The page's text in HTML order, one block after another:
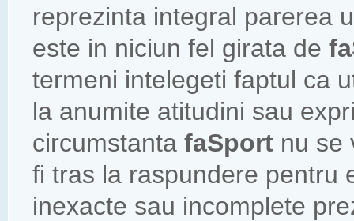
reprezinta integral parerea
este in niciun fel girata de
termeni intelegeti faptul ca
la anumite atitudini sau
circumstanta faSport nu se
fi tras la raspundere pentru
inexacte sau incomplete